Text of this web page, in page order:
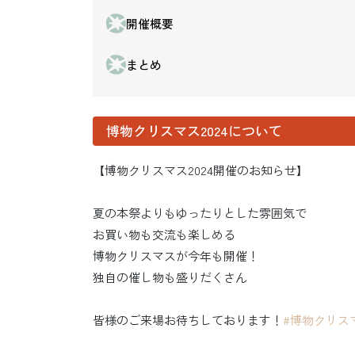
開催概要
まとめ
博物クリスマス2024について
【博物クリスマス2024開催のお知らせ】
夏の本祭よりもゆったりとした雰囲気で
お買い物も交流も楽しめる
博物クリスマスが今年も開催！
独自の催し物も盛りだくさん
皆様のご来場お待ちしております！ #博物クリス